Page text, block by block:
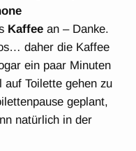
Kaffee an – Danke.
daher die Kaffee
ein paar Minuten
auf Toilette gehen zu
geplant,
natürlich in der